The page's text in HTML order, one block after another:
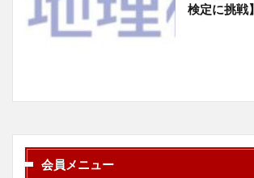
検定に挑戦】
会員メニュー